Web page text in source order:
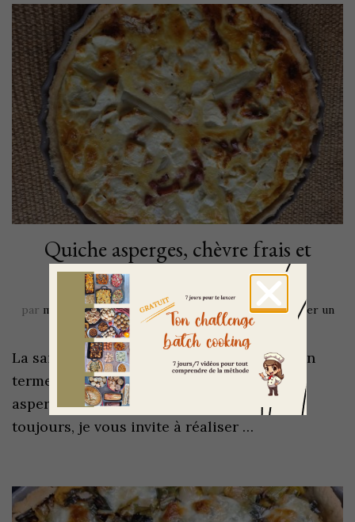
Quiche asperges, chèvre frais et
par mavieenvert mis à jour le 19 mai 2022
Laisser un
commentaire
La saison bat son plein et arrivera vite à son
terme alors on en profite avec cette quiche
asperges, chèvre frais et lardons. Comme
toujours, je vous invite à réaliser …